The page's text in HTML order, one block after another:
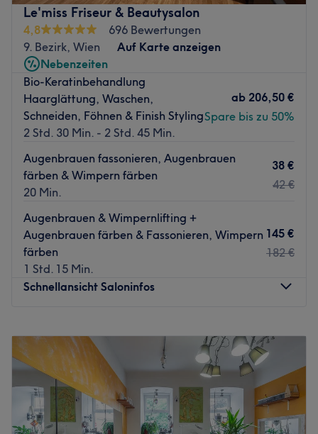
Le'miss Friseur & Beautysalon
4,8
696 Bewertungen
9. Bezirk, Wien
Auf Karte anzeigen
Nebenzeiten
Bio-Keratinbehandlung
Haarglättung, Waschen,
Schneiden, Föhnen & Finish Styling
2 Std. 30 Min. - 2 Std. 45 Min.
ab 206,50 €
Spare bis zu 50%
Augenbrauen fassonieren, Augenbrauen
färben & Wimpern färben
20 Min.
38 €
42 €
Augenbrauen & Wimpernlifting +
Augenbrauen färben & Fassonieren, Wimpern
färben
1 Std. 15 Min.
145 €
182 €
Schnellansicht Saloninfos
Dienstag
09:00–18:00
Mittwoch
09:00–18:00
Donnerstag
09:00–18:00
Freitag
09:00
18:00
Samstag
09:00
16:00
Sonntag
Geschlossen